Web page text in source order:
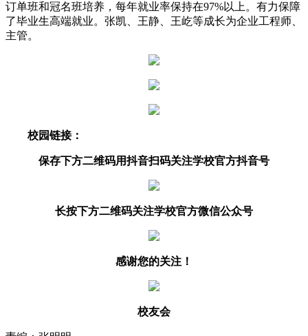
订单班和冠名班培养，每年就业率保持在97%以上。有力保障
了毕业生高端就业。张凯、王静、王屹等成长为企业工程师、
主管。
校园链接：
保存下方二维码用抖音扫码关注学校官方抖音号
长按下方二维码关注学校官方微信公众号
感谢您的关注！
校友会